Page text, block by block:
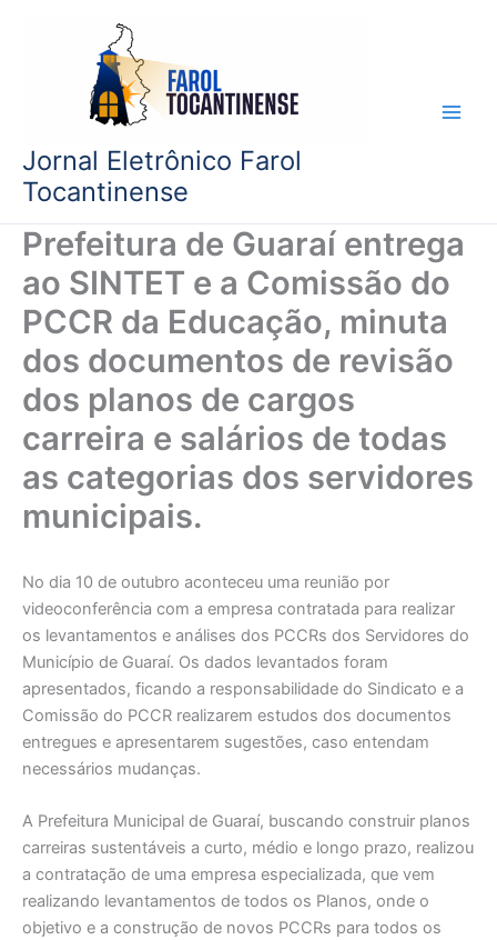
Jornal Eletrônico Farol
Tocantinense
Prefeitura de Guaraí entrega
ao SINTET e a Comissão do
PCCR da Educação, minuta
dos documentos de revisão
dos planos de cargos
carreira e salários de todas
as categorias dos servidores
municipais.
No dia 10 de outubro aconteceu uma reunião por
videoconferência com a empresa contratada para realizar
os levantamentos e análises dos PCCRs dos Servidores do
Município de Guaraí. Os dados levantados foram
apresentados, ficando a responsabilidade do Sindicato e a
Comissão do PCCR realizarem estudos dos documentos
entregues e apresentarem sugestões, caso entendam
necessários mudanças.
A Prefeitura Municipal de Guaraí, buscando construir planos
carreiras sustentáveis a curto, médio e longo prazo, realizou
a contratação de uma empresa especializada, que vem
realizando levantamentos de todos os Planos, onde o
objetivo e a construção de novos PCCRs para todos os